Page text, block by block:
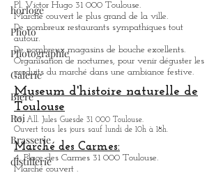
horloge
Photo
Photographie
Galerie
Bière
Roi
Brasserie
distillerie
Marché Victor Hugo:
Pl. Victor Hugo 31 000 Toulouse.
Marché couvert le plus grand de la ville.
De nombreux restaurants sympathiquestout
autour.
De nombreux magasins de bouche excellents.
Organisation de nocturnes, pour venir déguster les
produits du marché dans une ambiance festive.
Museum d'histoire naturelle de
Toulouse
35, All. Jules Guesde 31 000 Toulouse.
Ouvert tous les jours sauf lundi de 10h à 18h.